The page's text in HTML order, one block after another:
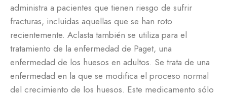
administra a pacientes que tienen riesgo de sufrir
fracturas, incluidas aquellas que se han roto
recientemente. Aclasta también se utiliza para el
tratamiento de la enfermedad de Paget, una
enfermedad de los huesos en adultos. Se trata de una
enfermedad en la que se modifica el proceso normal
del crecimiento de los huesos. Este medicamento sólo